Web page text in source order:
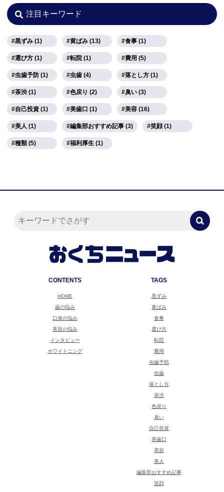
注目キーワード
黒ずみ (1) 黄ばみ (13) 食事 (1)
選び方 (1) 転院 (1) 費用 (5)
虫歯予防 (1) 虫歯 (4) 落とし方 (1)
茶渋 (1) 色戻り (2) 臭い (3)
自己投資 (1) 美歯口 (1) 美容 (16)
美人 (1) 編集部おすすめ記事 (3) 笑顔 (1)
種類 (5) 福利厚生 (1)
CONTENTS
HOME
歯の悩み
口臭の悩み
美容の悩み
インタビュー
ホワイトニング
TAGS
黒ずみ
黄ばみ
食事
選び方
転院
費用
虫歯予防
虫歯
落とし方
茶渋
色戻り
臭い
自己投資
美歯口
美容
美人
編集部おすすめ記事
笑顔